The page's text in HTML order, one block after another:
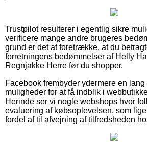
Trustpilot resulterer i egentlig sikre
verificere mange andre brugeres
grund er det at foretrække, at du
forretningens bedømmelser af Helly
Regnjakke Herre før du shopper.
Facebook frembyder ydermere en
muligheder for at få indblik i
Herinde ser vi nogle webshops hvor
evaluering af købsoplevelsen, som
fordel af til afvejning af tilfredsheden